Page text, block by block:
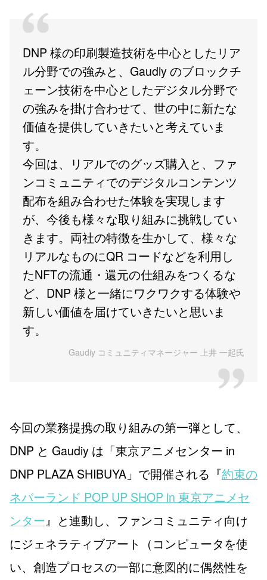
DNP 様の印刷製造技術を中心としたリア
ル分野での強みと、Gaudiy のブロックチ
ェーン技術を中心としたデジタル分野で
の強みを掛け合わせて、世の中に新たな
価値を提供していきたいと考えていま
す。
今回は、リアルでのグッズ購入と、ファ
ンコミュニティでのデジタルコンテンツ
配布を組み合わせた体験を実現します
が、今後も様々な取り組みに挑戦してい
きます。両社の特徴を生かして、様々な
リアルなものにQR コードなどを利用し
たNFTの流通・還元の仕組みをつくるな
ど、DNP 様と一緒にワクワクする体験や
新しい価値を届けていきたいと思いま
す。
Gaudiy コミュニティマネージャー 上井 一起氏
今回の業務提携の取り組みの第一弾として、
DNP と Gaudiy は「東京アニメセンター in
DNP PLAZA SHIBUYA」で開催される『約束の
ネバーランド POP UP SHOP in 東京アニメセ
ンター』と連動し、ファンコミュニティ向け
にジェネラティブアート（コンピュータを使
い、創造プロセスの一部に意図的に偶然性を